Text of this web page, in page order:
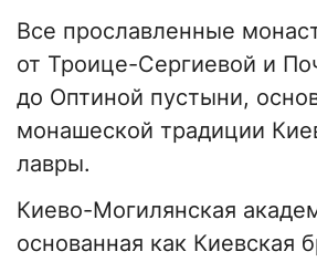
Все прославленные
от Троице-Сергиевой и
до Оптиной пустыни,
монашеской традиции
лавры.
Киево-Могилянская
основанная как Киевская